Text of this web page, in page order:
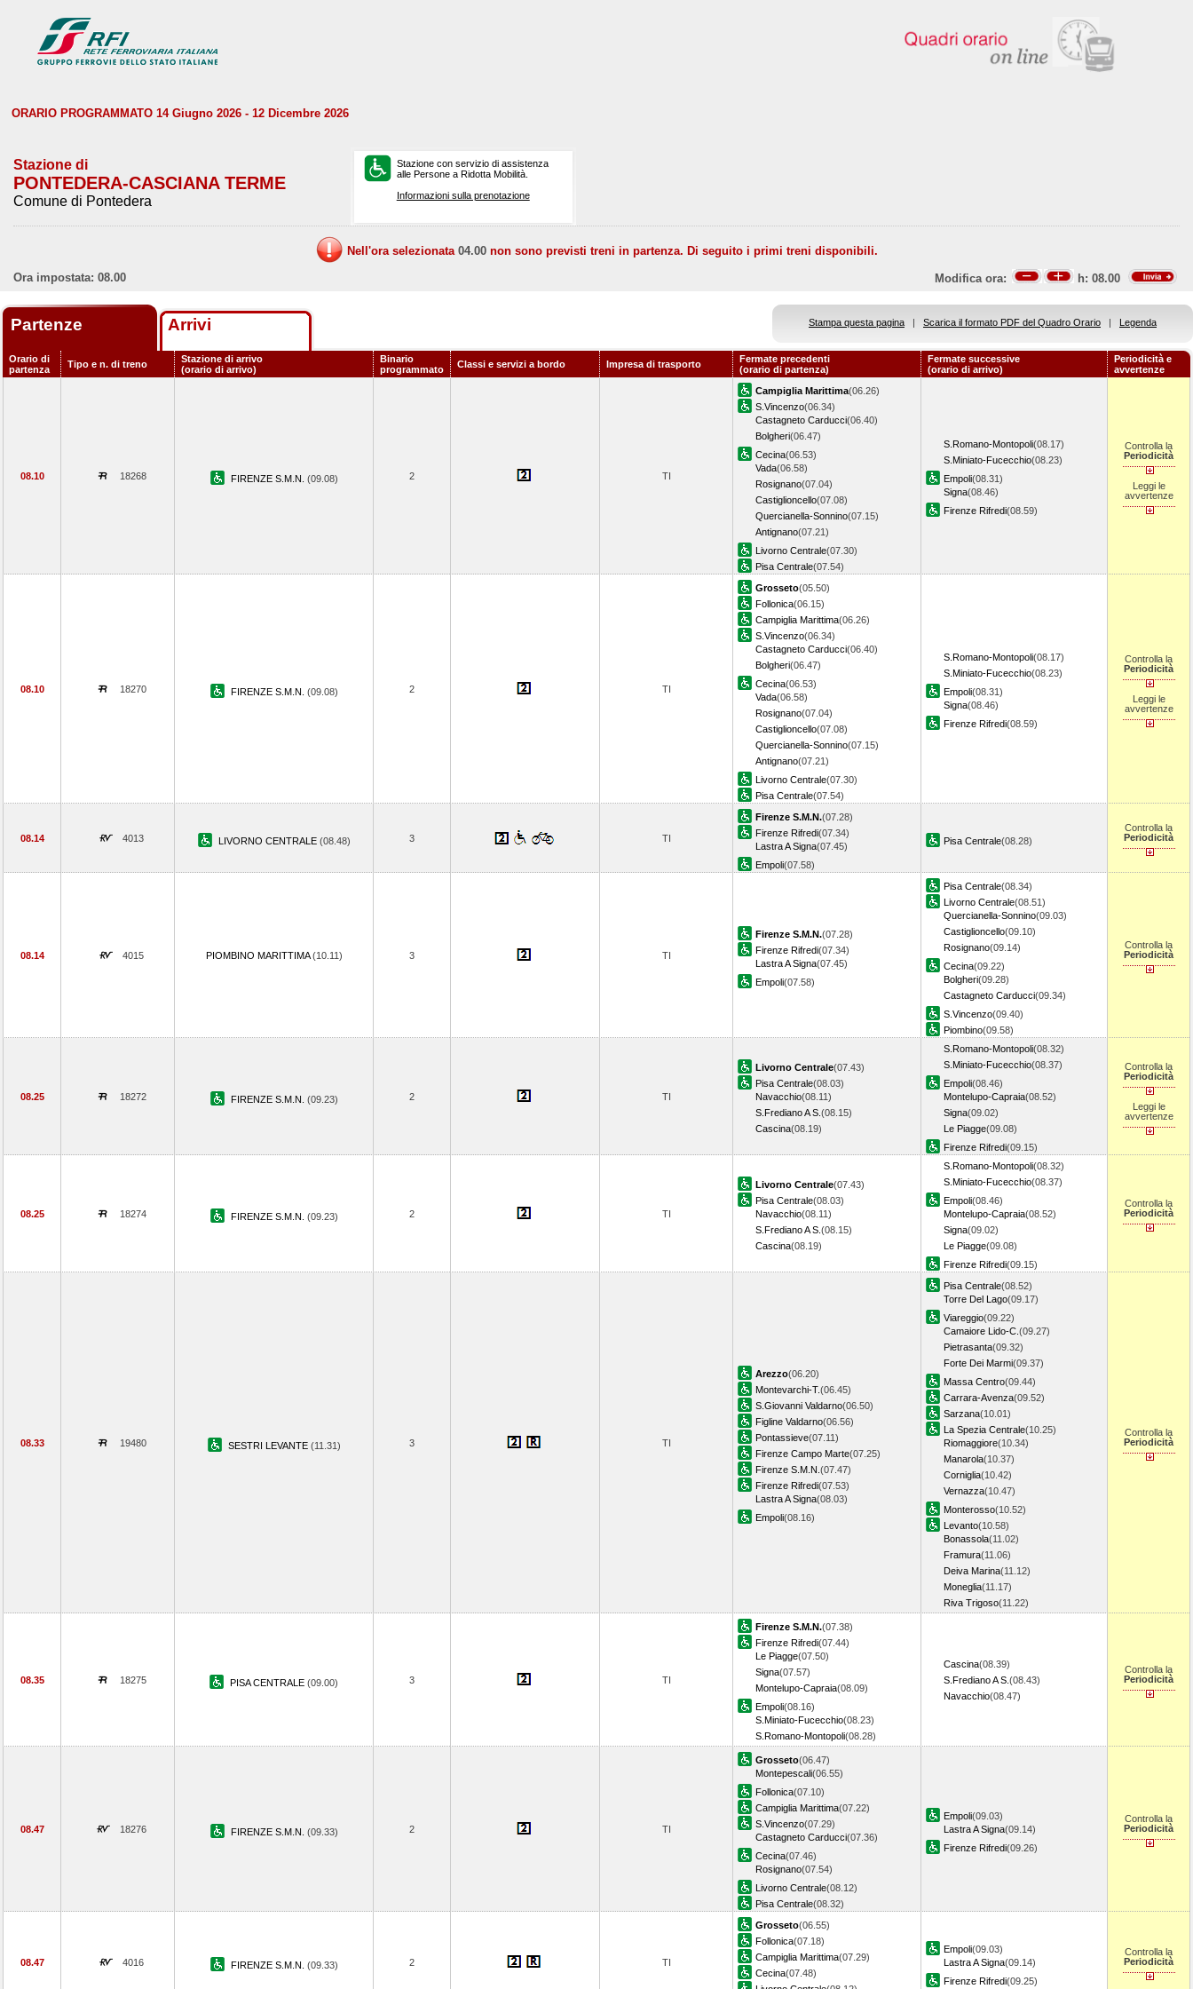
ORARIO PROGRAMMATO 14 Giugno 2026 - 12 Dicembre 2026
Stazione di
PONTEDERA-CASCIANA TERME
Comune di Pontedera
Stazione con servizio di assistenza
alle Persone a Ridotta Mobilità.
Informazioni sulla prenotazione
Nell'ora selezionata 04.00 non sono previsti treni in partenza. Di seguito i primi treni disponibili.
Ora impostata: 08.00
Modifica ora: h: 08.00
Partenze Arrivi Stampa questa pagina | Scarica il formato PDF del Quadro Orario | Legenda
Orario di
partenza
Tipo e n. di treno
Stazione di arrivo
(orario di arrivo)
Binario
programmato
Classi e servizi a bordo Impresa di trasporto
Fermate precedenti
(orario di partenza)
Fermate successive
(orario di arrivo)
Periodicità e
avvertenze
08.10 18268 FIRENZE S.M.N. (09.08) 2 TI
Campiglia Marittima(06.26)
S.Vincenzo(06.34)
Castagneto Carducci(06.40)
Bolgheri(06.47)
Cecina(06.53)
Vada(06.58)
Rosignano(07.04)
Castiglioncello(07.08)
Quercianella-Sonnino(07.15)
Antignano(07.21)
Livorno Centrale(07.30)
Pisa Centrale(07.54)
S.Romano-Montopoli(08.17)
S.Miniato-Fucecchio(08.23)
Empoli(08.31)
Signa(08.46)
Firenze Rifredi(08.59)
Controlla la
Periodicità
Leggi le
avvertenze
08.10 18270 FIRENZE S.M.N. (09.08) 2 TI
Grosseto(05.50)
Follonica(06.15)
Campiglia Marittima(06.26)
S.Vincenzo(06.34)
Castagneto Carducci(06.40)
Bolgheri(06.47)
Cecina(06.53)
Vada(06.58)
Rosignano(07.04)
Castiglioncello(07.08)
Quercianella-Sonnino(07.15)
Antignano(07.21)
Livorno Centrale(07.30)
Pisa Centrale(07.54)
S.Romano-Montopoli(08.17)
S.Miniato-Fucecchio(08.23)
Empoli(08.31)
Signa(08.46)
Firenze Rifredi(08.59)
Controlla la
Periodicità
Leggi le
avvertenze
08.14 4013 LIVORNO CENTRALE (08.48) 3 TI
Firenze S.M.N.(07.28)
Firenze Rifredi(07.34)
Lastra A Signa(07.45)
Empoli(07.58)
Pisa Centrale(08.28)
Controlla la
Periodicità
08.14 4015 PIOMBINO MARITTIMA(10.11) 3 TI
Firenze S.M.N.(07.28)
Firenze Rifredi(07.34)
Lastra A Signa(07.45)
Empoli(07.58)
Pisa Centrale(08.34)
Livorno Centrale(08.51)
Quercianella-Sonnino(09.03)
Castiglioncello(09.10)
Rosignano(09.14)
Cecina(09.22)
Bolgheri(09.28)
Castagneto Carducci(09.34)
S.Vincenzo(09.40)
Piombino(09.58)
Controlla la
Periodicità
08.25 18272 FIRENZE S.M.N. (09.23) 2 TI
Livorno Centrale(07.43)
Pisa Centrale(08.03)
Navacchio(08.11)
S.Frediano A S. (08.15)
Cascina(08.19)
S.Romano-Montopoli(08.32)
S.Miniato-Fucecchio(08.37)
Empoli(08.46)
Montelupo-Capraia(08.52)
Signa(09.02)
Le Piagge(09.08)
Firenze Rifredi(09.15)
Controlla la
Periodicità
Leggi le
avvertenze
08.25 18274 FIRENZE S.M.N. (09.23) 2 TI
Livorno Centrale(07.43)
Pisa Centrale(08.03)
Navacchio(08.11)
S.Frediano A S. (08.15)
Cascina(08.19)
S.Romano-Montopoli(08.32)
S.Miniato-Fucecchio(08.37)
Empoli(08.46)
Montelupo-Capraia(08.52)
Signa(09.02)
Le Piagge(09.08)
Firenze Rifredi(09.15)
Controlla la
Periodicità
08.33 19480 SESTRI LEVANTE (11.31) 3 TI
Arezzo(06.20)
Montevarchi-T.(06.45)
S.Giovanni Valdarno(06.50)
Figline Valdarno(06.56)
Pontassieve(07.11)
Firenze Campo Marte(07.25)
Firenze S.M.N. (07.47)
Firenze Rifredi(07.53)
Lastra A Signa(08.03)
Empoli(08.16)
Pisa Centrale(08.52)
Torre Del Lago(09.17)
Viareggio(09.22)
Camaiore Lido-C. (09.27)
Pietrasanta(09.32)
Forte Dei Marmi(09.37)
Massa Centro(09.44)
Carrara-Avenza(09.52)
Sarzana(10.01)
La Spezia Centrale(10.25)
Riomaggiore(10.34)
Manarola(10.37)
Corniglia(10.42)
Vernazza(10.47)
Monterosso(10.52)
Levanto(10.58)
Bonassola(11.02)
Framura(11.06)
Deiva Marina(11.12)
Moneglia(11.17)
Riva Trigoso(11.22)
Controlla la
Periodicità
08.35 18275 PISA CENTRALE (09.00) 3 TI
Firenze S.M.N.(07.38)
Firenze Rifredi(07.44)
Le Piagge(07.50)
Signa(07.57)
Montelupo-Capraia(08.09)
Empoli(08.16)
S.Miniato-Fucecchio(08.23)
S.Romano-Montopoli(08.28)
Cascina(08.39)
S.Frediano A S. (08.43)
Navacchio(08.47)
Controlla la
Periodicità
08.47 18276 FIRENZE S.M.N. (09.33) 2 TI
Grosseto(06.47)
Montepescali(06.55)
Follonica(07.10)
Campiglia Marittima(07.22)
S.Vincenzo(07.29)
Castagneto Carducci(07.36)
Cecina(07.46)
Rosignano(07.54)
Livorno Centrale(08.12)
Pisa Centrale(08.32)
Empoli(09.03)
Lastra A Signa(09.14)
Firenze Rifredi(09.26)
Controlla la
Periodicità
08.47 4016 FIRENZE S.M.N. (09.33) 2 TI
Grosseto(06.55)
Follonica(07.18)
Campiglia Marittima(07.29)
Cecina(07.48)
Empoli(09.03)
Lastra A Signa(09.14)
Firenze Rifredi(09.25)
Controlla la
Periodicità